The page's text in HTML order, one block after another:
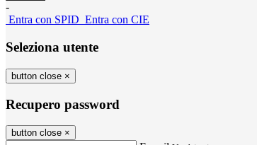
-
Entra con SPID Entra con CIE
Seleziona utente
button close ×
Recupero password
button close ×